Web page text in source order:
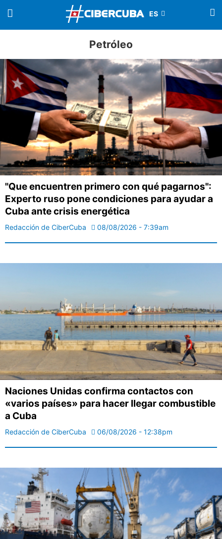
Petróleo
"Que encuentren primero con qué pagarnos":
Experto ruso pone condiciones para ayudar a
Cuba ante crisis energética
Redacción de CiberCuba 08/08/2026 - 7:39am
Naciones Unidas confirma contactos con
«varios países» para hacer llegar combustible
a Cuba
Redacción de CiberCuba 06/08/2026 - 12:38pm